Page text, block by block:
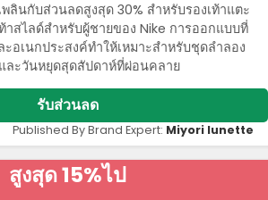
ลินกับส่วนลดสูงสุด 30% สําหรับรองเท้าแตะ
าสไลด์สําหรับผู้ชายของ Nike การออกแบบที่
อเนกประสงค์ทําให้เหมาะสําหรับชุดลําลอง
ละวันหยุดสุดสัปดาห์ที่ผ่อนคลาย
รับส่วนลด
Published By Brand Expert: Miyori lunette
สูงสุด 15%ไป